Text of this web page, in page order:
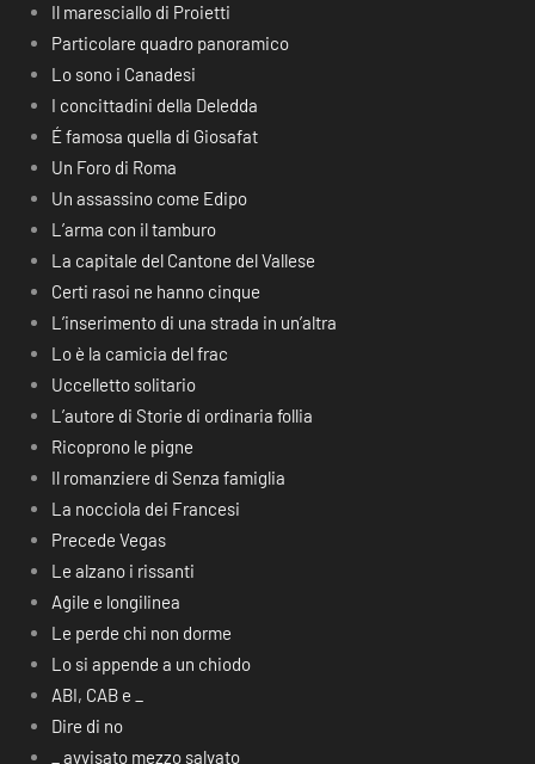
Il maresciallo di Proietti
Particolare quadro panoramico
Lo sono i Canadesi
I concittadini della Deledda
É famosa quella di Giosafat
Un Foro di Roma
Un assassino come Edipo
L’arma con il tamburo
La capitale del Cantone del Vallese
Certi rasoi ne hanno cinque
L’inserimento di una strada in un’altra
Lo è la camicia del frac
Uccelletto solitario
L’autore di Storie di ordinaria follia
Ricoprono le pigne
Il romanziere di Senza famiglia
La nocciola dei Francesi
Precede Vegas
Le alzano i rissanti
Agile e longilinea
Le perde chi non dorme
Lo si appende a un chiodo
ABI, CAB e _
Dire di no
_ avvisato mezzo salvato